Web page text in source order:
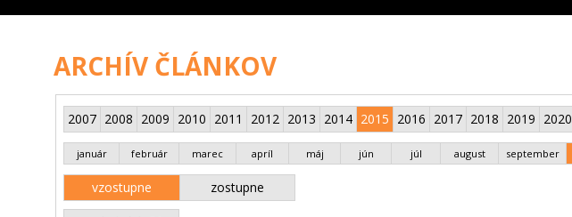
ARCHÍV ČLÁNKOV
2007 2008 2009 2010 2011 2012 2013 2014 2015 2016 2017 2018 2019 2020
január február marec apríl máj jún júl august september
vzostupne zostupne